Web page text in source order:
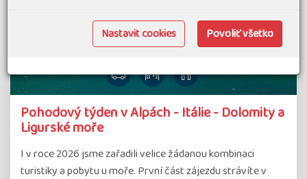
Pohodový týden v Alpách - Itálie - Dolomity a
Ligurské moře
I v roce 2026 jsme zařadili velice žádanou kombinaci
turistiky a pobytu u moře. První část zájezdu strávíte v
Nastavit cookies Povoliť všetko